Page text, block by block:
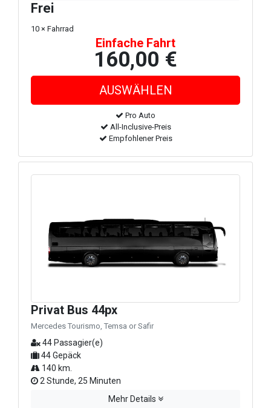
Frei
10 × Fahrrad
Einfache Fahrt
160,00 €
Pro Auto
All-Inclusive-Preis
Empfohlener Preis
Privat Bus 44px
Mercedes Tourismo, Temsa or Safir
44 Passagier(e)
44 Gepäck
140 km.
2 Stunde, 25 Minuten
Mehr Details